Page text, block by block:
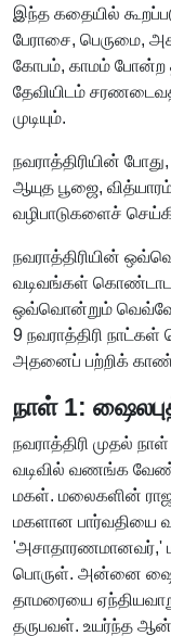
இந்த கதையில்
பேராசை, பெருமை,
கோபம், காமம் போன்ற
தேவியிடம்
முடியும்.
நவராத்திரியின்
ஆயுத பூஜை,
வழிபாடுகளைச்
நவராத்திரியின்
வடிவங்கள்
ஒவ்வொன்றும்
9 நவராத்திரி
அதனைப் பற்றிக்
நாள் 1:
நவராத்திரி முதல்
வடிவில் வணங்க
மகள். மலைகளின்
மகளான
'அசாதாரணமானவர்,'
பொருள். அன்னை
தாமரையை
தருபவள். உயர்ந்த